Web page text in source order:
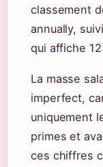
classement
annually,
qui affiche
La masse
imperfect,
uniquement
primes et
ces chiffres